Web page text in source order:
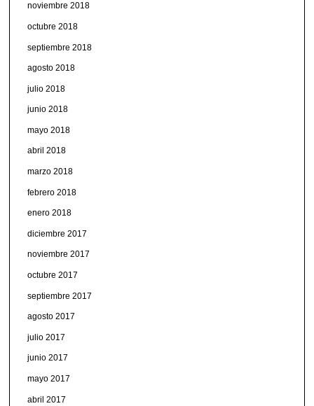
noviembre 2018
octubre 2018
septiembre 2018
agosto 2018
julio 2018
junio 2018
mayo 2018
abril 2018
marzo 2018
febrero 2018
enero 2018
diciembre 2017
noviembre 2017
octubre 2017
septiembre 2017
agosto 2017
julio 2017
junio 2017
mayo 2017
abril 2017